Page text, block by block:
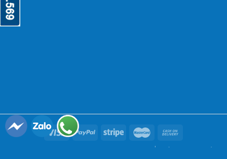
-|- bởi
Công ty cổ